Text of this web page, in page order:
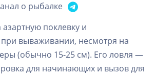
о рыбалке
азартную поклевку и
вываживании, несмотря на
(обычно 15-25 см). Его ловля —
для начинающих и вызов для